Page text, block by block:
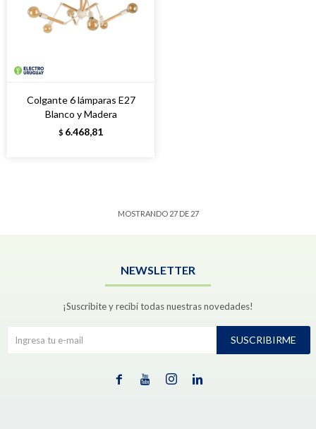
Colgante 6 lámparas E27
Blanco y Madera
$ 6.468,81
MOSTRANDO 27DE 27
NEWSLETTER
¡Suscribite y recibí todas nuestras novedades!
SUSCRIBIRME
   